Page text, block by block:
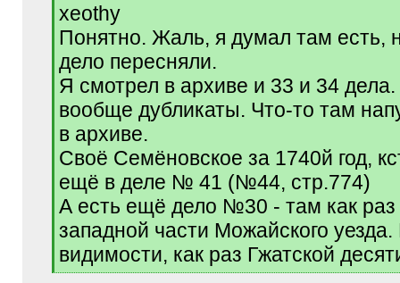
[
q
xeothy
Понятно. Жаль, я думал там есть,
дело пересняли.
Я смотрел в архиве и 33 и 34
вообще дубликаты. Что-то там
в архиве.
Своё Семёновское за 1740й год,
ещё в деле № 41 (№44, стр.774)
А есть ещё дело №30 - там как раз
западной части Можайского
видимости, как раз Гжатской
[